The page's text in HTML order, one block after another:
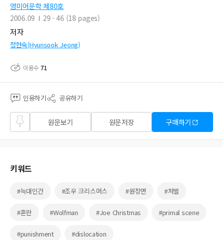
영미어문학 제80호
2006.09
29 - 46 (18 pages)
저자
정현숙(Hyunsook Jeong)
이용수 71
인용하기 공유하기
즐겨
찾기
원문보기 원문저장 구매하기
키워드
#늑대인간 #조우 크리스머스 #원장면 #처벌
#혼란 #Wolfman #Joe Christmas #primal scene
#punishment #dislocation